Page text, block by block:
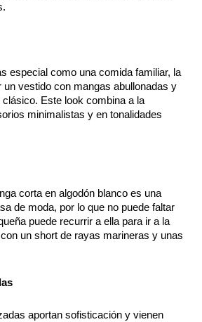
especial como una comida familiar, la
un vestido con mangas abullonadas y
Este look combina a la
minimalistas y en tonalidades
corta en algodón blanco es una
de moda, por lo que no puede faltar
puede recurrir a ella para ir a la
un short de rayas marineras y unas
aportan sofisticación y vienen